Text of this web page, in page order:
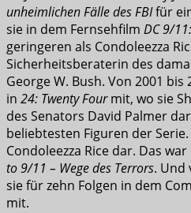
unheimlichen Fälle des FBIfür
sie in dem Fernsehfilm DC 9/
geringeren als Condoleezza
Sicherheitsberaterin des
George W. Bush. Von 2001
in 24: Twenty Fourmit, wo sie
des Senators David Palmer
beliebtesten Figuren der
Condoleezza Rice dar. Das
to 9/11 – Wege des Terrors. Und
sie für zehn Folgen in dem
mit.